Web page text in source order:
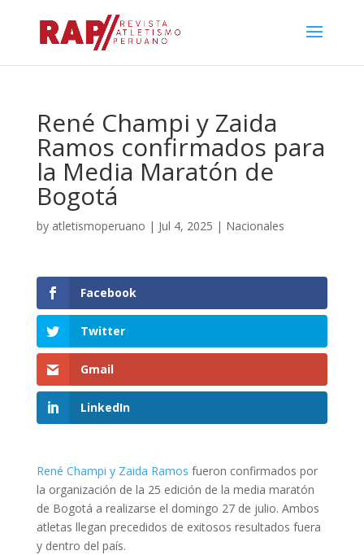
René Champi y Zaida
Ramos confirmados para
la Media Maratón de
Bogotá
by atletismoperuano | Jul 4, 2025 | Nacionales
Facebook
Twitter
Gmail
LinkedIn
René Champi y Zaida Ramos fueron confirmados por
la organización de la 25 edición de la media maratón
de Bogotá a realizarse el domingo 27 de julio. Ambos
atletas llegan precedidos de exitosos resultados fuera
y dentro del país.